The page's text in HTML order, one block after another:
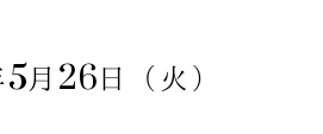
26日（火）